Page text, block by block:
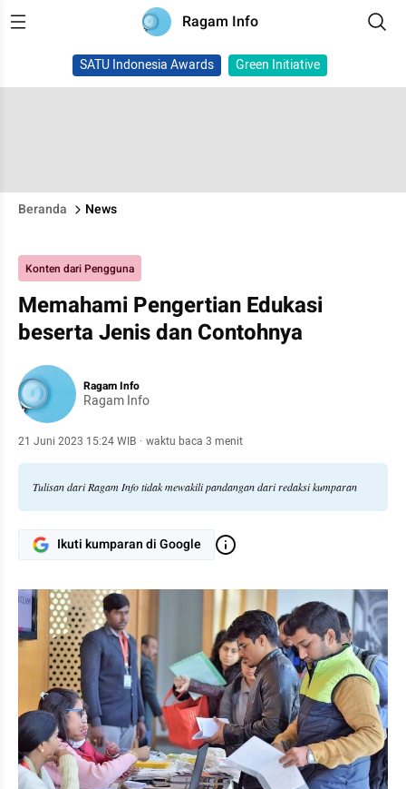
Ragam Info
SATU Indonesia Awards Green Initiative
Beranda News
Konten dari Pengguna
Memahami Pengertian Edukasi
beserta Jenis dan Contohnya
Ragam Info
Ragam Info
21 Juni 2023 15:24 WIB · waktu baca 3 menit
Tulisan dari Ragam Info tidak mewakili pandangan dari redaksi kumparan
Ikuti kumparan di Google